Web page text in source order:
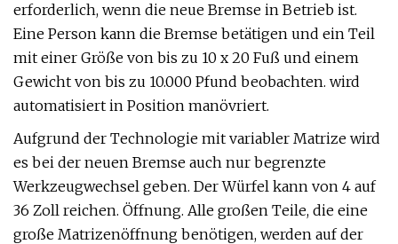
erforderlich, wenn die neue Bremse in Betrieb ist.
Eine Person kann die Bremse betätigen und ein Teil
mit einer Größe von bis zu 10 x 20 Fuß und einem
Gewicht von bis zu 10.000 Pfund beobachten. wird
automatisiert in Position manövriert.
Aufgrund der Technologie mit variabler Matrize wird
es bei der neuen Bremse auch nur begrenzte
Werkzeugwechsel geben. Der Würfel kann von 4 auf
36 Zoll reichen. Öffnung. Alle großen Teile, die eine
große Matrizenöffnung benötigen, werden auf der